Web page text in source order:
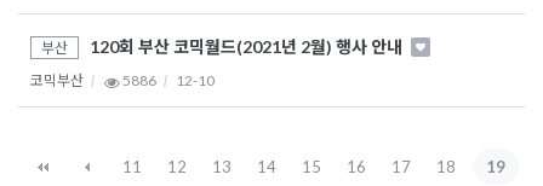
부산 120회 부산 코믹월드(2021년 2월) 행사 안내
코믹부산 5886 12-10
11 12 13 14 15 16 17 18
19